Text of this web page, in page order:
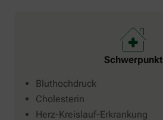
Schwerpunkt
Bluthochdruck
Cholesterin
Herz-Kreislauf-Erkrankung